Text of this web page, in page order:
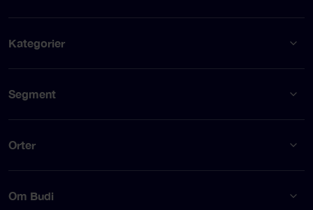
Kategorier
Segment
Orter
Om Budi